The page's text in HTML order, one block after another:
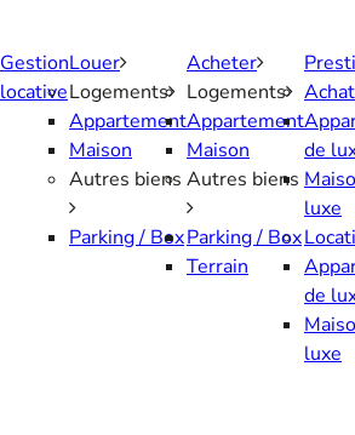
Gestion
locative
Louer
Logements
Appartement
Maison
Autres biens
Parking / Box
Acheter
Logements
Appartement
Maison
Autres biens
Parking / Box
Terrain
Achat
de
luxe
de
luxe